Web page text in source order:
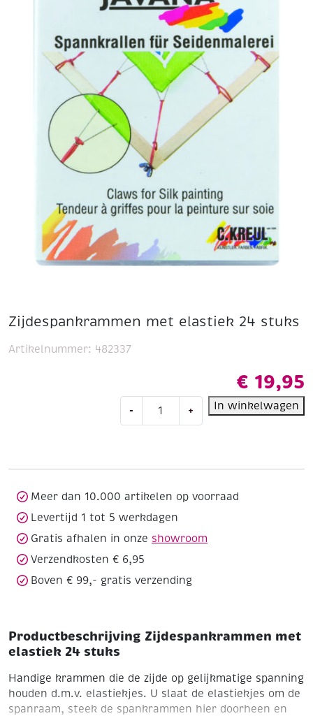
Zijdespankrammen met elastiek 24 stuks
€ 19,95
-
Zijdespankrammen
+ In winkelwagen
Artikelnummer: 482337
Meer dan 10.000 artikelen op voorraad
Levertijd 1 tot 5 werkdagen
Gratis afhalen in onze showroom
Verzendkosten € 6,95
Boven € 99,- gratis verzending
Productbeschrijving Zijdespankrammen met
elastiek 24 stuks
Handige krammen die de zijde op gelijkmatige spanning
houden d.m.v. elastiekjes. U slaat de elastiekjes om de
spanraam, steek de spankrammen hier doorheen en